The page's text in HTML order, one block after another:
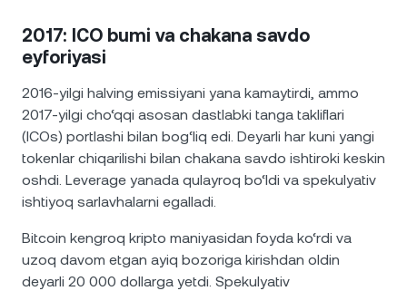
2017: ICO bumi va chakana savdo
eyforiyasi
2016-yilgi halving emissiyani yana kamaytirdi, ammo
2017-yilgi cho‘qqi asosan dastlabki tanga takliflari
(ICOs) portlashi bilan bog‘liq edi. Deyarli har kuni yangi
tokenlar chiqarilishi bilan chakana savdo ishtiroki keskin
oshdi. Leverage yanada qulayroq bo‘ldi va spekulyativ
ishtiyoq sarlavhalarni egalladi.
Bitcoin kengroq kripto maniyasidan foyda ko‘rdi va
uzoq davom etgan ayiq bozoriga kirishdan oldin
deyarli 20 000 dollarga yetdi. Spekulyativ